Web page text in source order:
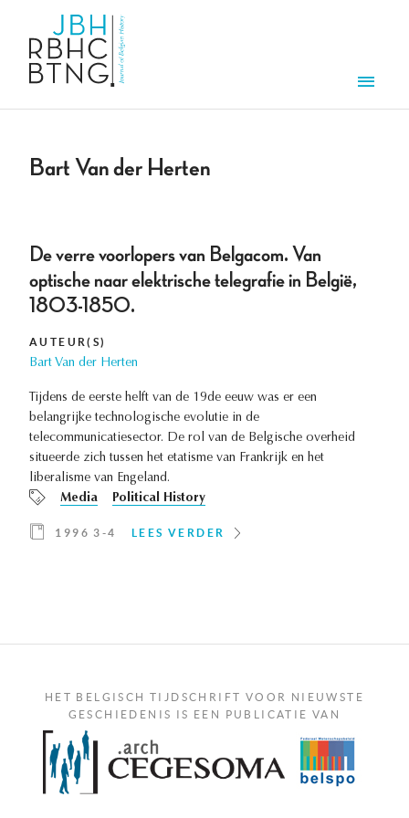
Bart Van der Herten
De verre voorlopers van Belgacom. Van
optische naar elektrische telegrafie in België,
1803-1850.
AUTEUR(S)
Bart Van der Herten
Tijdens de eerste helft van de 19de eeuw was er een
belangrijke technologische evolutie in de
telecommunicatiesector. De rol van de Belgische overheid
situeerde zich tussen het etatisme van Frankrijk en het
liberalisme van Engeland.
Media
Political History
1996 3-4 LEES VERDER
HET BELGISCH TIJDSCHRIFT VOOR NIEUWSTE
GESCHIEDENIS IS EEN PUBLICATIE VAN